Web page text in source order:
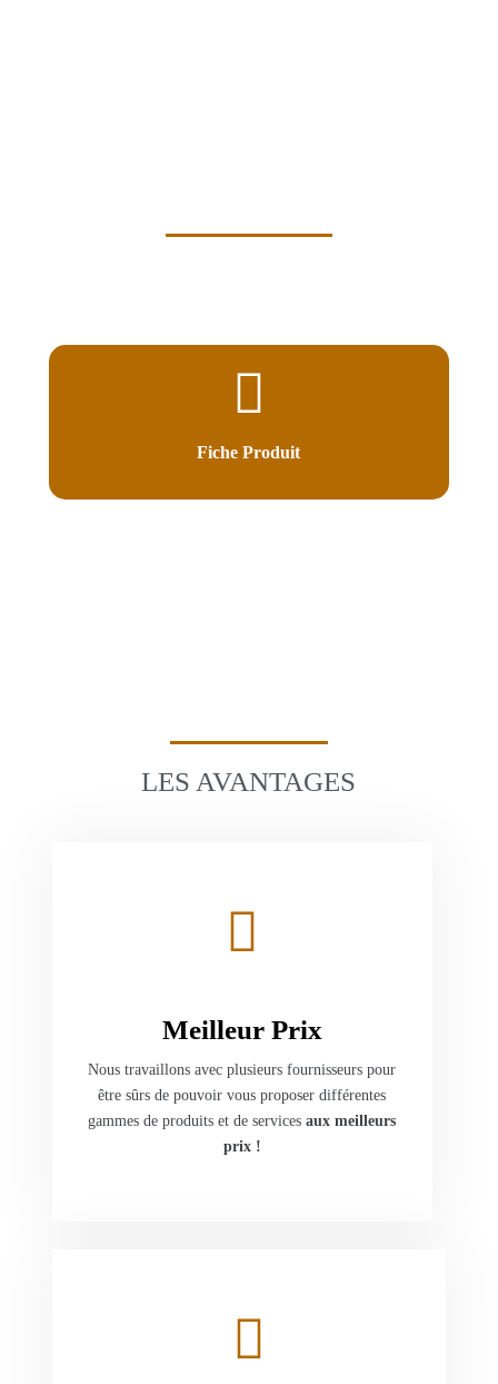
Fiche Produit
LES AVANTAGES
Meilleur Prix
Nous travaillons avec plusieurs fournisseurs pour
être sûrs de pouvoir vous proposer différentes
gammes de produits et de servicesaux meilleurs
prix !